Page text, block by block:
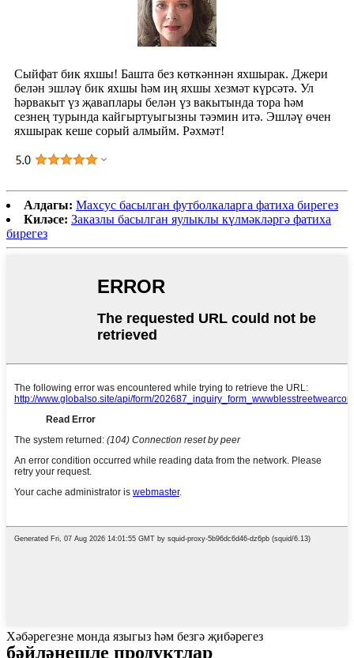
Сыйфат бик яхшы! Башта без көткәннән яхшырак. Джери
белән эшләү бик яхшы һәм иң яхшы хезмәт күрсәтә. Ул
һәрвакыт үз җаваплары белән үз вакытында тора һәм
сезнең турында кайгыртуыгызны тәэмин итә. Эшләү өчен
яхшырак кеше сорый алмыйм. Рәхмәт!
Алдагы: Махсус басылган футболкаларга фатиха бирегез
Киләсе: Заказлы басылган яулыклы күлмәкләргә фатиха
бирегез
Хәбәрегезне монда языгыз һәм безгә җибәрегез
бәйләнешле продуктлар